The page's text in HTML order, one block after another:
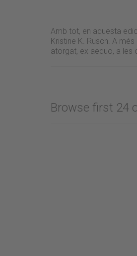
Amb tot, en aquesta
Kristine K. Rusch. A
atorgat, ex aequo, a les
Browse first 24